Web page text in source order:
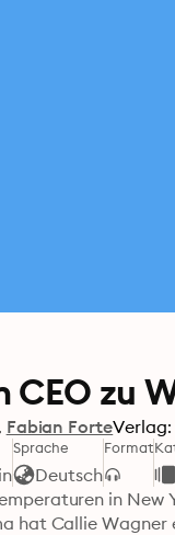
CEO zu
Fabian ForteVerlag:
Sprache
Deutsch
Format
in
hat Callie